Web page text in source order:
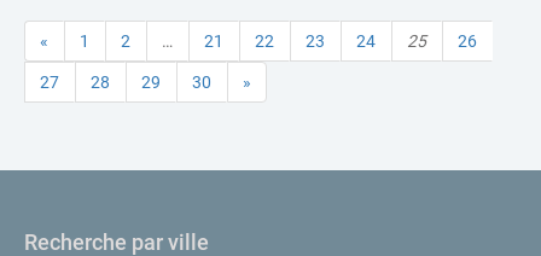
« 1 2 … 21 22 23 24 25 26
27 28 29 30 »
Recherche par ville